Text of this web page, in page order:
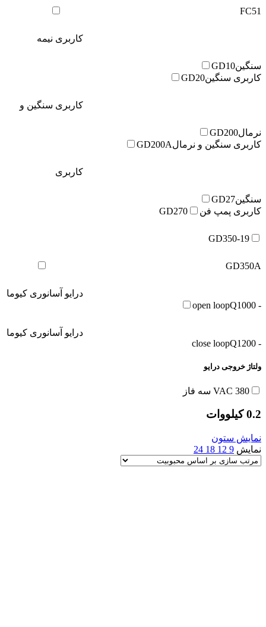
FC51
کاربری نیمه
سنگینGD10
کاربری سنگینGD20
کاربری سنگین و
نرمالGD200
کاربری سنگین و نرمالGD200A
کاربری
سنگینGD27
کاربری پمپ فن
GD270
GD350-19
GD350A
درایو آسانوری کیوما
- open loop
Q1000
درایو آسانوری کیوما
- close loop
Q1200
ولتاژ خروجی درایو
380 VAC سه فاز
0.2 کیلووات
نمایش ستون
نمایش 9
12
18
24